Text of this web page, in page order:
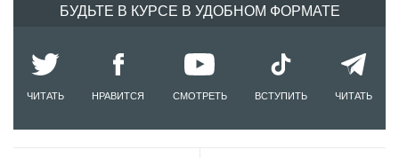
БУДЬТЕ В КУРСЕ В УДОБНОМ ФОРМАТЕ
ЧИТАТЬ НРАВИТСЯ СМОТРЕТЬ ВСТУПИТЬ ЧИТАТЬ